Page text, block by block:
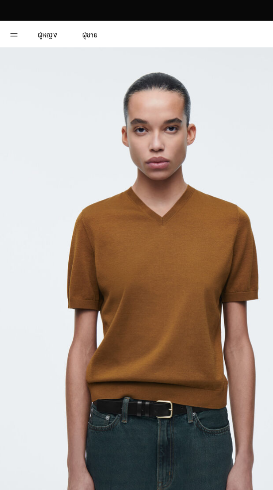
ผู้หญิง ผู้ชาย